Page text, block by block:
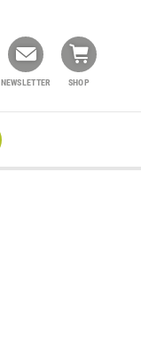
NEWSLETTER SHOP